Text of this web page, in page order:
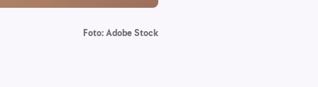
Foto: Adobe Stock